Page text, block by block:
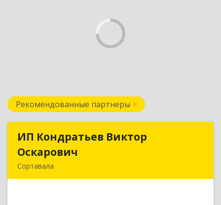
Рекомендованные партнеры
ИП Кондратьев Виктор
Оскарович
Сортавала
ИП Кондратьев Виктор